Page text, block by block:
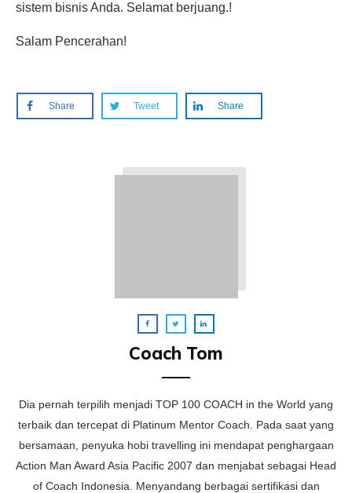
sistem bisnis Anda. Selamat berjuang.!
Salam Pencerahan!
Share Tweet Share
Coach Tom
Dia pernah terpilih menjadi TOP 100 COACH in the World yang
terbaik dan tercepat di Platinum Mentor Coach. Pada saat yang
bersamaan, penyuka hobi travelling ini mendapat penghargaan
Action Man Award Asia Pacific 2007 dan menjabat sebagai Head
of Coach Indonesia. Menyandang berbagai sertifikasi dan